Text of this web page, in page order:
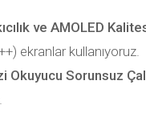
ve AMOLED
ekranlar kullanıyoruz.
Okuyucu Sorunsuz